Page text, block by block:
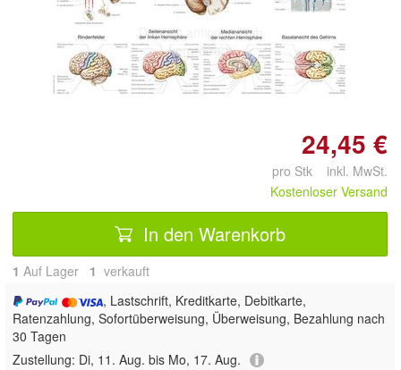
Doppelt antippen zum
vergrößern
24,45 €
pro Stk inkl. MwSt.
Kostenloser Versand
In den Warenkorb
1 Auf Lager 1 verkauft
, Lastschrift, Kreditkarte, Debitkarte,
Ratenzahlung, Sofortüberweisung, Überweisung, Bezahlung nach
30 Tagen
Zustellung: Di, 11. Aug. bis Mo, 17. Aug.